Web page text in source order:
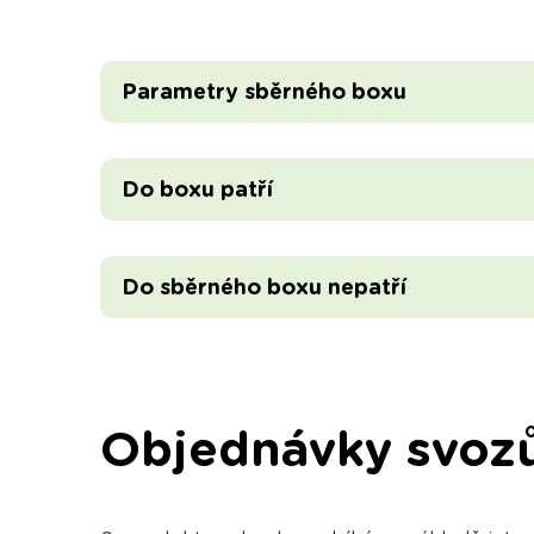
Parametry sběrného boxu
Do boxu patří
Do sběrného boxu nepatří
Objednávky